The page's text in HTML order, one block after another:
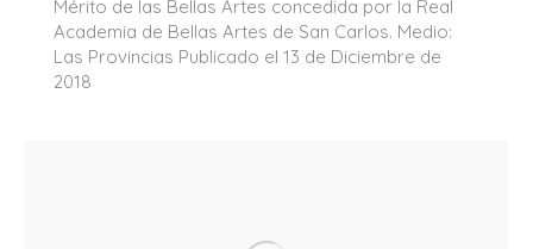
Mérito de las Bellas Artes concedida por la Real
Academia de Bellas Artes de San Carlos. Medio:
Las Provincias Publicado el 13 de Diciembre de
2018